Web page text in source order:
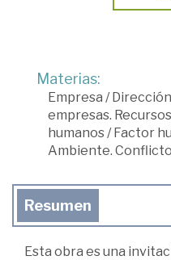
Materias:
Empresa /
empresas.
humanos /Factor
Ambiente. Conflicto
Resumen
Esta obra es una